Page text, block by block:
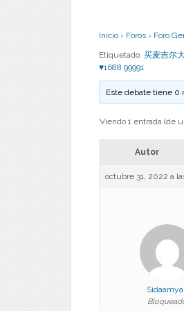
Inicio › Foros › Foro
Etiquetado: 买麦吉尔
♥1688 99991
Este debate tiene 0
Viendo 1 entrada (de
Autor
octubre 31, 2022 a